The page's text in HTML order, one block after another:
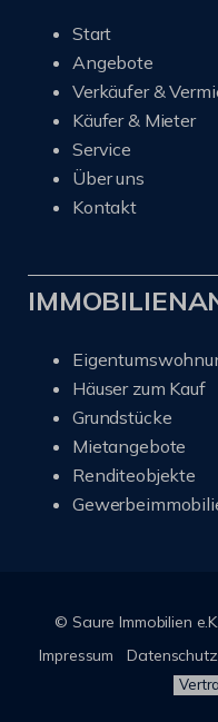
Start
Angebote
Verkäufer &
Käufer & Mieter
Service
Über uns
Kontakt
Häuser zum Kauf
Grundstücke
Mietangebote
Renditeobjekte
© Saure Immobilien e.K.
Impressum
Datenschutz